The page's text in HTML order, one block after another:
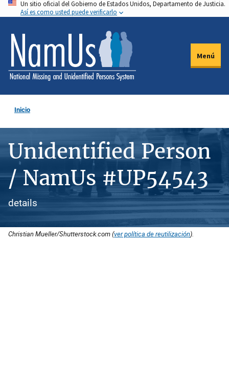
Pasar
al
contenido
principal
Un sitio oficial del Gobierno de Estados Unidos, Departamento de Justicia.
Así es como usted puede verificarlo
Menú
Inicio
Unidentified Person
/ NamUs #UP54543
details
Christian Mueller/Shutterstock.com (ver política de reutilización).